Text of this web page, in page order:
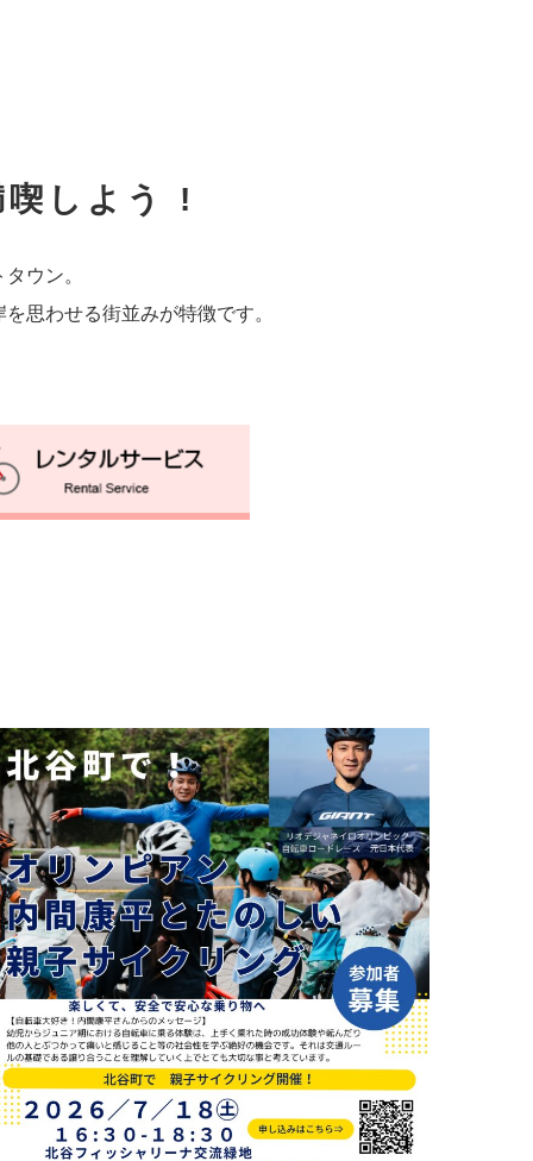
喫しよう !
ウン。
思わせる街並みが特徴です。